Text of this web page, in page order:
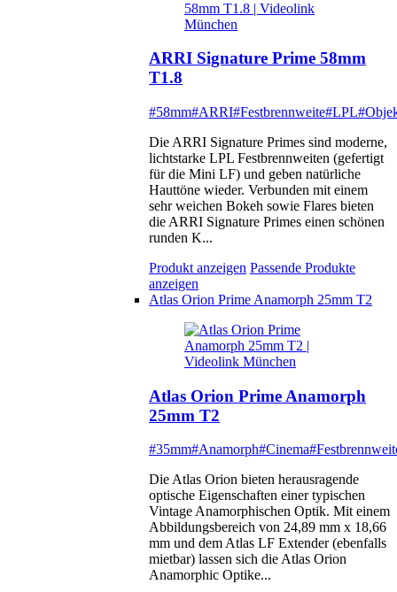
ARRI Signature Prime 58mm
T1.8
#58mm#ARRI#Festbrennweite#LPL
Die ARRI Signature Primes sind moderne,
lichtstarke LPL Festbrennweiten (gefertigt
für die Mini LF) und geben natürliche
Hauttöne wieder. Verbunden mit einem
sehr weichen Bokeh sowie Flares bieten
die ARRI Signature Primes einen schönen
runden K...
Produkt anzeigen Passende Produkte
anzeigen
Atlas Orion Prime Anamorph 25mm T2
Atlas Orion Prime Anamorph
25mm T2
#35mm#Anamorph#Cinema
Die Atlas Orion bieten herausragende
optische Eigenschaften einer typischen
Vintage Anamorphischen Optik. Mit einem
Abbildungsbereich von 24,89 mm x 18,66
mm und dem Atlas LF Extender (ebenfalls
mietbar) lassen sich die Atlas Orion
Anamorphic Optike...